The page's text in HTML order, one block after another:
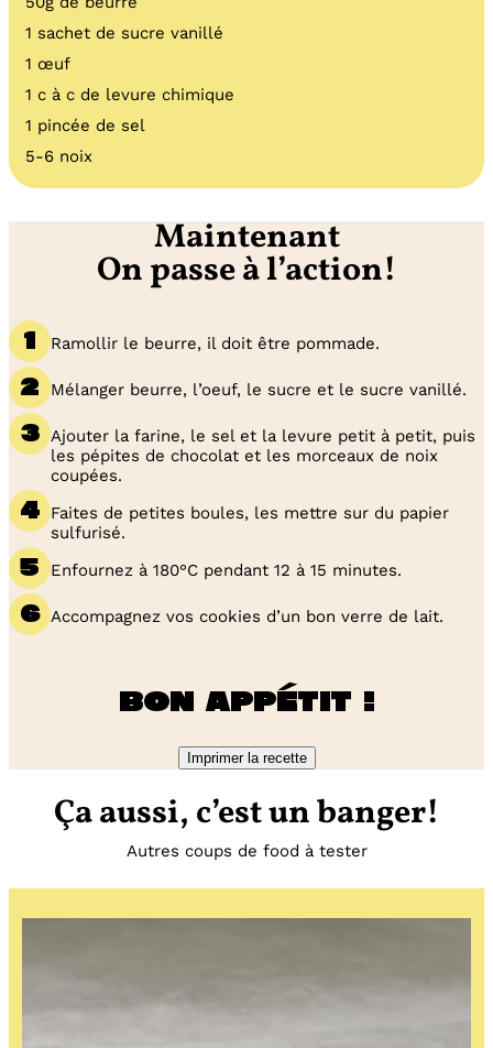
1 sachet de sucre vanillé
1 œuf
1 c à c de levure chimique
1 pincée de sel
5-6 noix
Maintenant
On passe à l’action!
Ramollir le beurre, il doit être pommade.
Mélanger beurre, l’oeuf, le sucre et le sucre vanillé.
Ajouter la farine, le sel et la levure petit à petit, puis
les pépites de chocolat et les morceaux de noix
coupées.
Faites de petites boules, les mettre sur du papier
sulfurisé.
Enfournez à 180°C pendant 12 à 15 minutes.
Accompagnez vos cookies d’un bon verre de lait.
Bon appétit !
Imprimer la recette
Ça aussi, c’est un banger!
Autres coups de food à tester